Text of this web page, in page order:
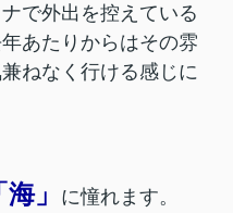
で外出を控えている
あたりからはその雰
ねなく行ける感じに
海」 に憧れます。